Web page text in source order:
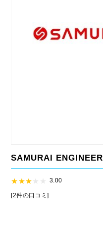
SAMURAI ENGINEER
3.00
[2件の口コミ]